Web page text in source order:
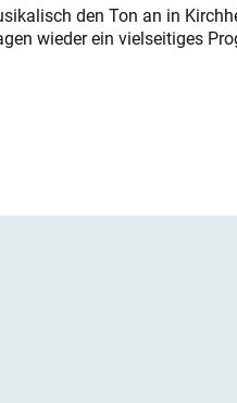
den Ton an in
wieder ein vielseitiges